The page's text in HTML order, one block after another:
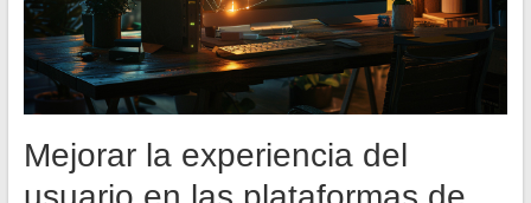
Mejorar la experiencia del